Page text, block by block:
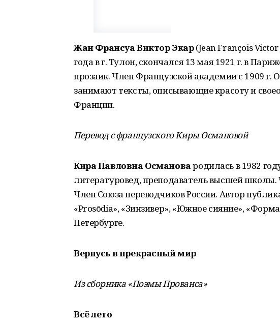
ЖанФрансуаВикторЭкар(Jean François
года в г. Тулон, скончался 13 мая 1921 г. в
прозаик. Член Французской академии с 1909 г.
занимают тексты, описывающие красоту и
Франции.
Перевод с французского Киры Османовой
Кира Павловна Османовародилась в 1982
литературовед, преподаватель высшей школы.
Член Союза переводчиков России. Автор
«Prosōdia», «Зинзивер», «Южное сияние»,
Петербурге.
Вернусь в прекрасный мир
Из сборника «Поэмы Прованса»
Всё лето